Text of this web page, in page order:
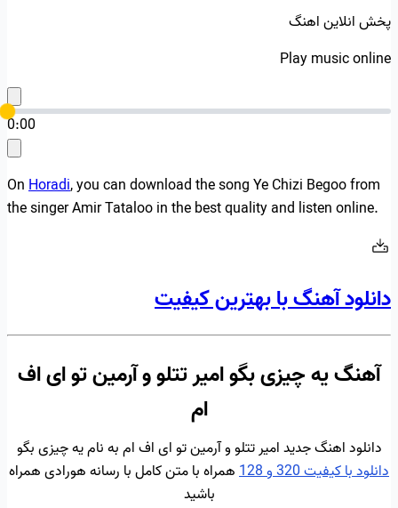
پخش انلاین اهنگ
Play music online
0:00
OnHoradi, you can download the song Ye Chizi Begoo from
the singer Amir Tataloo in the best quality and listen online.
دانلود آهنگ با بهترین کیفیت
آهنگ یه چیزی بگو امیر تتلو و آرمین تو ای اف
ام
دانلود اهنگ جدید امیر تتلو و آرمین تو ای اف ام به نام یه چیزی بگو
دانلود با کیفیت 320 و 128
همراه با متن کامل با رسانه هورادی همراه
باشید